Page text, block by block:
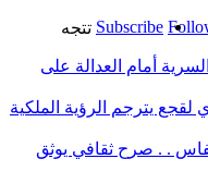
Subscribe تتجه
أمام العدالة على
لقجع يترجم الرؤية الملكية
. . صرح ثقافي يوثق